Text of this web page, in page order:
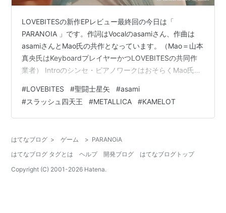
LOVEBITESの新作EPレビュー最終回の今日は「
PARANOIA 」です。作詞はVocalのasamiさん、作曲は
asamiさんとMao氏の共作となっています。（Mao＝山本
真央氏はKeyboardプレイヤーかつLOVEBITESの共同作
業者） Introのシンセ・ピアノワークはおそらくMao氏の
CANVAS 冥王神話」のハーデス地上降臨シーンを思わせ
ます。 その後、初期METALLICAを思わせる重厚なリフで
スローインファストに展開、LOVEBITESはスラッシュ四
の展開、時に聴…
#LOVEBITES #聖闘士星矢 #asami
#スラッシュ四天王 #METALLICA #KAMELOT
はてなブログ > ゲーム > PARANOiA
はてなブログ タグとは
ヘルプ 開発ブログ
はてなブログトップ
Copyright (C) 2001-2026 Hatena.